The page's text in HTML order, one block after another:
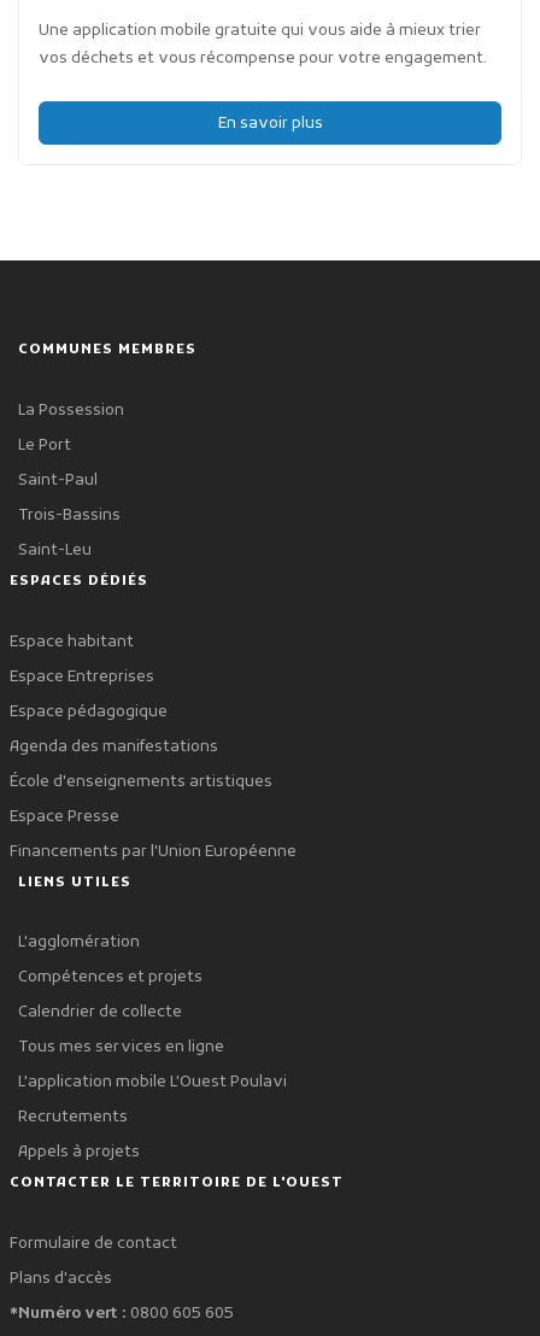
Une application mobile gratuite qui vous aide à mieux trier
vos déchets et vous récompense pour votre engagement.
En savoir plus
COMMUNES MEMBRES
La Possession
Le Port
Saint-Paul
Trois-Bassins
Saint-Leu
ESPACES DÉDIÉS
Espace habitant
Espace Entreprises
Espace pédagogique
Agenda des manifestations
École d'enseignements artistiques
Espace Presse
Financements par l'Union Européenne
LIENS UTILES
L'agglomération
Compétences et projets
Calendrier de collecte
Tous mes services en ligne
L'application mobile L'Ouest Poulavi
Recrutements
Appels à projets
CONTACTER LE TERRITOIRE DE L'OUEST
Formulaire de contact
Plans d'accès
*Numéro vert : 0800 605 605